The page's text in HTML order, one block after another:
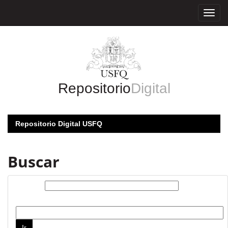
RepositorioDigital
Repositorio Digital USFQ
Buscar